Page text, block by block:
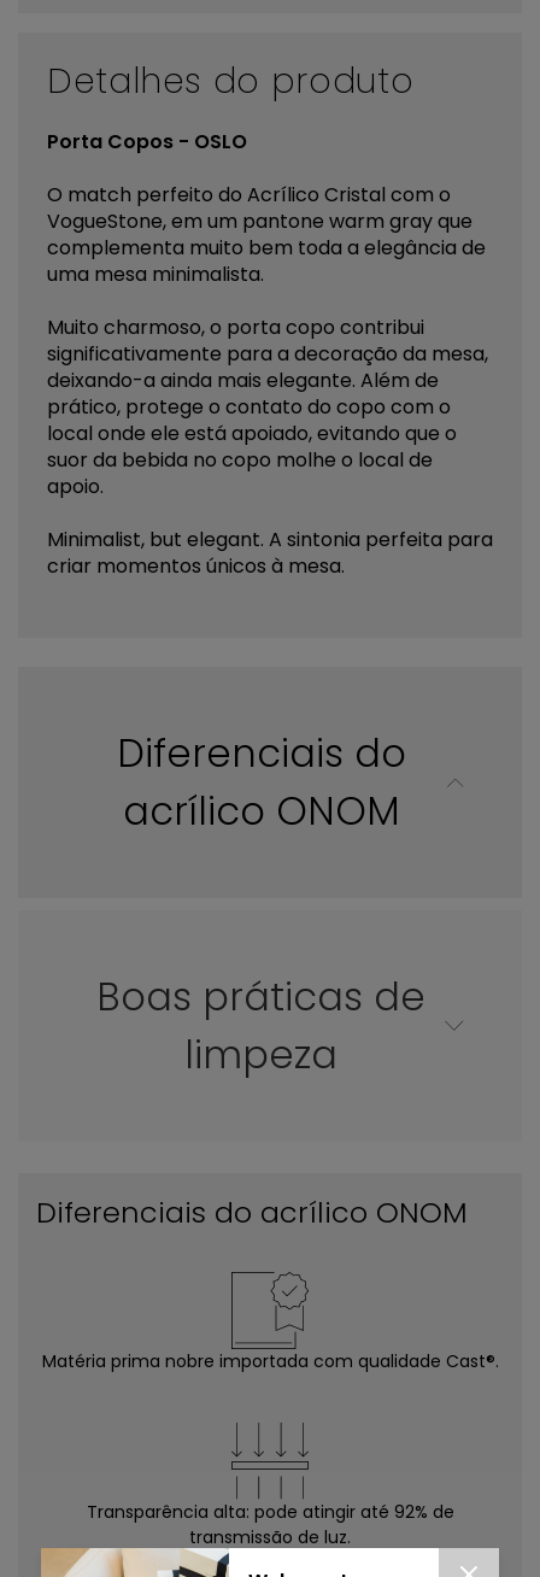
Detalhes do produto
Porta Copos - OSLO
O match perfeito do Acrílico Cristal com o
VogueStone, em um pantone warm gray que
complementa muito bem toda a elegância de
uma mesa minimalista.
Muito charmoso, o porta copo contribui
significativamente para a decoração da mesa,
deixando-a ainda mais elegante. Além de
prático, protege o contato do copo com o
local onde ele está apoiado, evitando que o
suor da bebida no copo molhe o local de
apoio.
Minimalist, but elegant. A sintonia perfeita para
criar momentos únicos à mesa.
Diferenciais do
acrílico ONOM
Boas práticas de
limpeza
Diferenciais do acrílico ONOM
Matéria prima nobre importada com qualidade Cast®.
Transparência alta: pode atingir até 92% de
transmissão de luz.